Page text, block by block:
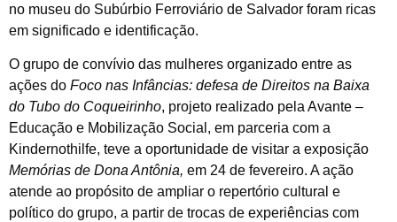
no museu do Subúrbio Ferroviário de Salvador foram ricas
em significado e identificação.
O grupo de convívio das mulheres organizado entre as
ações do Foco nas Infâncias: defesa de Direitos na Baixa
do Tubo do Coqueirinho, projeto realizado pela Avante –
Educação e Mobilização Social, em parceria com a
Kindernothilfe, teve a oportunidade de visitar a exposição
Memórias de Dona Antônia, em 24 de fevereiro. A ação
atende ao propósito de ampliar o repertório cultural e
político do grupo, a partir de trocas de experiências com